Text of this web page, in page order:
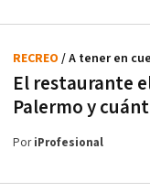
El restaurante
Palermo y
RECREO / A tener en
PoriProfesional